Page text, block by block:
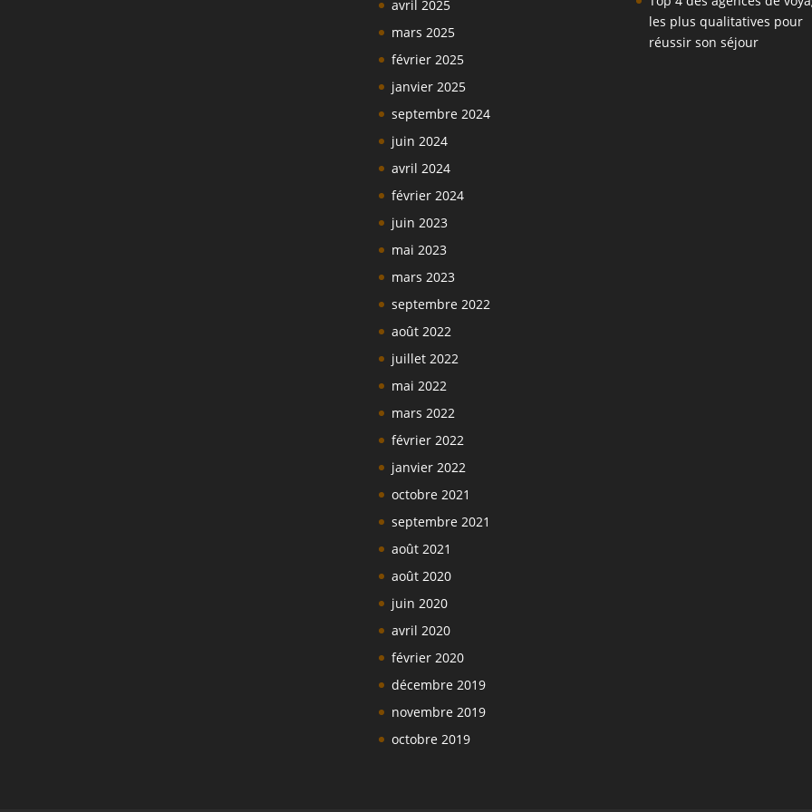
avril 2025
mars 2025
février 2025
janvier 2025
septembre 2024
juin 2024
avril 2024
février 2024
juin 2023
mai 2023
mars 2023
septembre 2022
août 2022
juillet 2022
mai 2022
mars 2022
février 2022
janvier 2022
octobre 2021
septembre 2021
août 2021
août 2020
juin 2020
avril 2020
février 2020
décembre 2019
novembre 2019
octobre 2019
les plus qualitatives pour
réussir son séjour